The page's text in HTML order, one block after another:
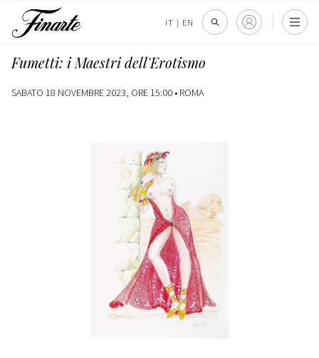
IT | EN
Fumetti: i Maestri dell'Erotismo
SABATO 18 NOVEMBRE 2023, ORE 15:00 • ROMA